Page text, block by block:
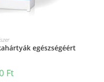
egészségéért
Ft